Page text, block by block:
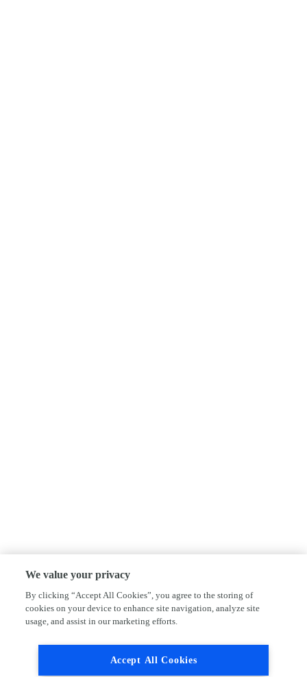
We value your privacy
By clicking “Accept All Cookies”, you agree to the storing of
cookies on your device to enhance site navigation, analyze site
usage, and assist in our marketing efforts.
Accept All Cookies